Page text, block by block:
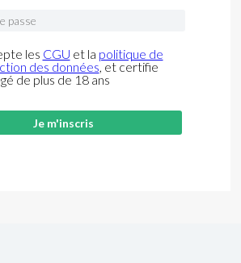
les CGU et la politique de
des données, et certifie
de plus de 18 ans